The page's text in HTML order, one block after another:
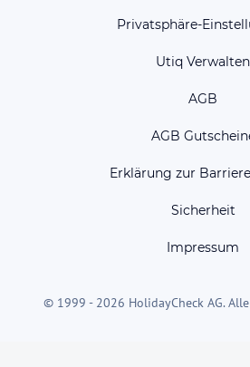
Privatsphäre-
Utiq Verwalten
AGB
AGB
Erklärung zur
Sicherheit
Impressum
© 1999 - 2026 HolidayCheck AG.